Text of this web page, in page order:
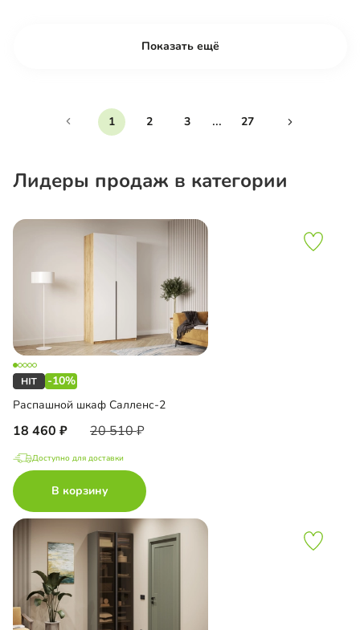
Показать ещё
1 2 3 ... 27
Лидеры продаж в категории
-10%
Распашной шкаф Салленс-2
18 460 20 510
Доступно для доставки
В корзину